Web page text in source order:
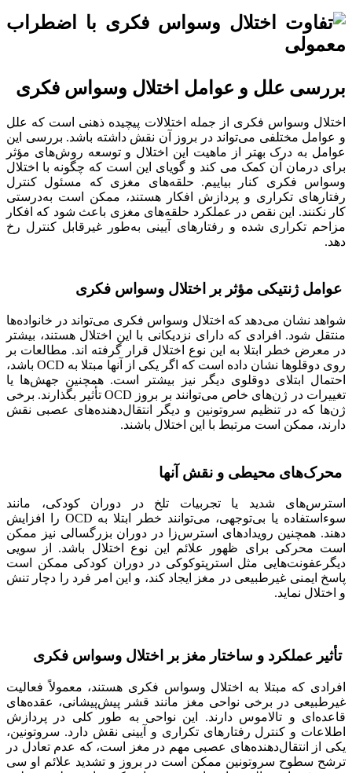
بررسی علل و عوامل اختلال وسواس فکری
اختلال وسواس فکری از جمله اختلالات پیچیده ذهنی است که علل
و عوامل مختلفی می‌تواند در بروز آن نقش داشته باشد. بررسی این
عوامل به درک بهتر از ماهیت این اختلال و توسعه روش‌های مؤثر
برای درمان آن کمک می کند و گویای این است که چگونه با اختلال
وسواس فکری کنار بیاییم. حلقه‌های مغزی که مسئول کنترل
رفتارهای تکراری و پردازش افکار هستند، ممکن است به‌درستی
کار نکنند. این نقص در عملکرد حلقه‌های مغزی باعث شود که افکار
مزاحم تکراری شده و رفتارهای آیینی به‌طور غیرقابل‌ کنترل رخ
دهد.
عوامل ژنتیکی مؤثر بر اختلال وسواس فکری
شواهد نشان می‌دهد که اختلال وسواس فکری می‌تواند در خانواده‌ها
منتقل شود. افرادی که دارای نزدیکانی با این اختلال هستند، بیشتر
در معرض خطر ابتلا به این نوع اختلال قرار گرفته اند. مطالعات بر
روی دوقلوها نشان داده است که اگر یکی از آنها مبتلا به OCD باشد،
احتمال ابتلای دوقلوی دیگر نیز بیشتر است. همچنین جهش‌ها یا
تغییرات در ژن‌های خاص می‌توانند بر بروز OCD تأثیر بگذارند. برخی
ژن‌ها که در تنظیم سروتونین و دیگر انتقال‌دهنده‌های عصبی نقش
دارند، ممکن است مرتبط با این اختلال باشند.
محرک‌های محیطی و نقش آنها
استرس‌های شدید یا تجربیات تلخ در دوران کودکی، مانند
سوءاستفاده یا بی‌توجهی، می‌توانند خطر ابتلا به OCD را افزایش
دهند. همچنین رویدادهای استرس‌زا در دوران بزرگسالی نیز ممکن
است محرکی برای ظهور علائم این نوع اختلال باشد. از سویی
دیگرعفونت‌هایی مثل استرپتوکوکی در دوران کودکی ممکن است
پاسخ ایمنی غیرطبیعی در مغز ایجاد کند، و این امر فرد را دچار تنش
و اختلال نماید.
تأثیر عملکرد و ساختار مغز بر اختلال وسواس فکری
افرادی که مبتلا به اختلال وسواس فکری هستند، معمولاً فعالیت
غیرطبیعی در برخی نواحی مغز مانند قشر پیش‌پیشانی، عقده‌های
قاعده‌ای و تالاموس دارند. این نواحی به طور کلی در پردازش
اطلاعات و کنترل رفتارهای تکراری و آیینی نقش دارد. سروتونین،
یکی از انتقال‌دهنده‌های عصبی مهم در مغز است، که عدم تعادل در
ترشح سطوح سروتونین ممکن است در بروز و تشدید علائم او سی